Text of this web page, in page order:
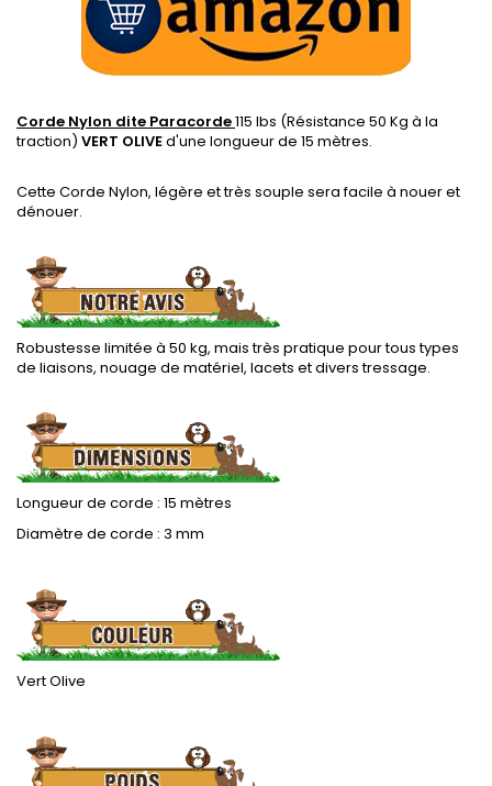
Corde Nylon dite Paracorde115 lbs (Résistance 50 Kg à la
traction) VERT OLIVEd'une longueur de 15 mètres.
Cette Corde Nylon, légère et très souple sera facile à nouer et
dénouer.
.
Robustesse limitée à 50 kg, mais très pratique pour tous types
de liaisons, nouage de matériel, lacets et divers tressage.
.
Longueur de corde : 15 mètres
Diamètre de corde : 3 mm
.
Vert Olive
.